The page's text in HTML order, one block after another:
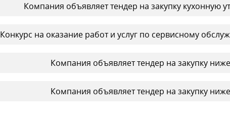
Компания объявляет тендер на закупку кухонную
Конкурс на оказание работ и услуг по сервисному
Компания объявляет тендер на закупку
Компания объявляет тендер на закупку